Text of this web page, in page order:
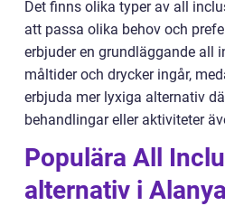
Det finns olika typer av all
att passa olika behov och
erbjuder en grundläggande all
måltider och drycker ingår,
erbjuda mer lyxiga alternativ
behandlingar eller aktiviteter
Populära All
alternativ i Alanya